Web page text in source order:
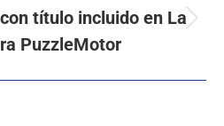
título incluido en La
PuzzleMotor